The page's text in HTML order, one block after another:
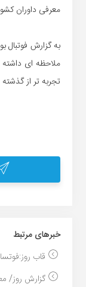
معرفی داوران
به گزارش فوتبال
ملاحظه ای
تجربه تر از
خبر‌های مرتبط
قاب
گزارش روز/